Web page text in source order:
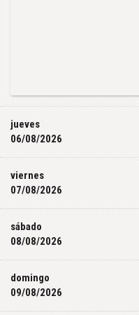
jueves
06/08/2026
viernes
07/08/2026
sábado
08/08/2026
domingo
09/08/2026